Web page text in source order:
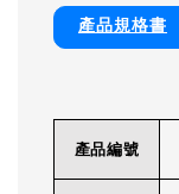
產品規格書
產品編號